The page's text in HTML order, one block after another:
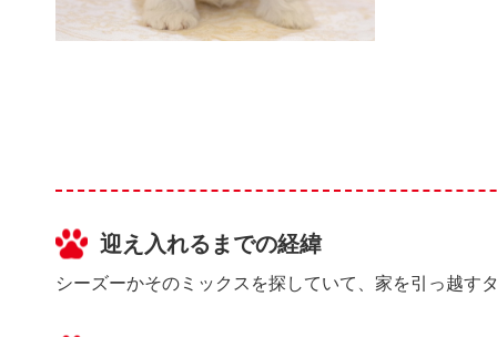
迎え入れるまでの経緯
シーズーかそのミックスを探していて、家を引っ越す